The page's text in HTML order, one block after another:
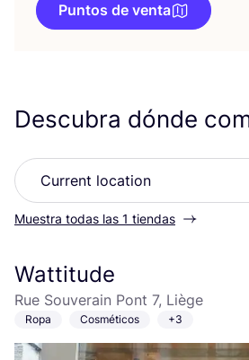
Puntos de venta
Descubra dónde
Muestra todas las 1 tiendas
Wattitude
Rue Souverain Pont 7, Liège
Ropa Cosméticos +3